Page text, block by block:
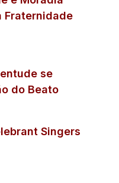
Fraternidade
se
do Beato
Singers